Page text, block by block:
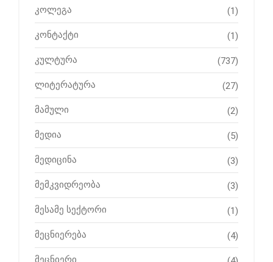
კოლეგა (1)
კონტაქტი (1)
კულტურა (737)
ლიტერატურა (27)
მამული (2)
მედია (5)
მედიცინა (3)
მემკვიდრეობა (3)
მესამე სექტორი (1)
მეცნიერება (4)
მეცნიერი